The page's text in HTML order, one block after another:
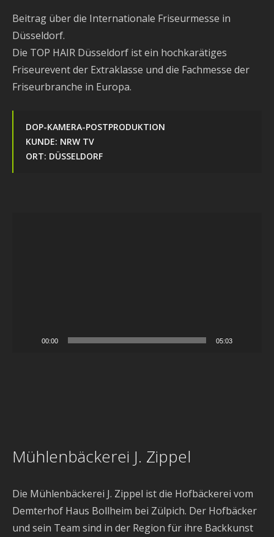
Beitrag über die Internationale Friseurmesse in
Düsseldorf.
Die TOP HAIR Düsseldorf ist ein hochkarätiges
Friseurevent der Extraklasse und die Fachmesse der
Friseurbranche in Europa.
DOP-KAMERA-POSTPRODUKTION
KUNDE: NRW TV
ORT: DÜSSELDORF
00:00 05:03
Mühlenbäckerei J. Zippel
Die Mühlenbäckerei J. Zippel ist die Hofbäckerei vom
Demterhof Haus Bollheim bei Zülpich. Der Hofbäcker
und sein Team sind in der Region für ihre Backkunst